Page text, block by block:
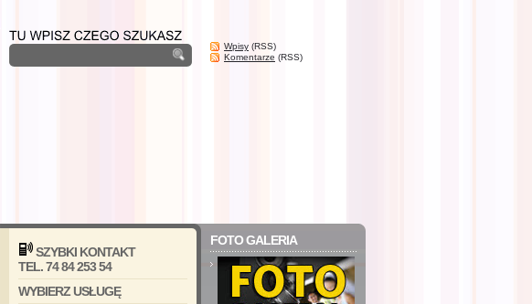
Wpisy (RSS)
Komentarze (RSS)
SZYBKI KONTAKT
TEL. 74 84 253 54
WYBIERZ USŁUGĘ
FOTO GALERIA